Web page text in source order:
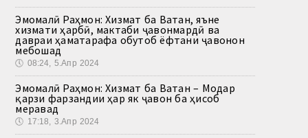
Эмомалӣ Раҳмон: Хизмат ба Ватан, яъне
хизмати ҳарбӣ, мактаби ҷавонмардӣ ва
давраи ҳаматарафа обутоб ёфтани ҷавонон
мебошад
🕔 08:24, 5.Апр 2024
Эмомалӣ Раҳмон: Хизмат ба Ватан – Модар
қарзи фарзандии ҳар як ҷавон ба ҳисоб
меравад
🕔 17:18, 3.Апр 2024